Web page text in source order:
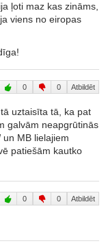
ļoti maz kas zināms,
viens no eiropas
0 0 Atbildēt
uztaisīta tā, ka pat
galvām neapgrūtinās
MB lielajiem
patiešām kautko
0 0 Atbildēt